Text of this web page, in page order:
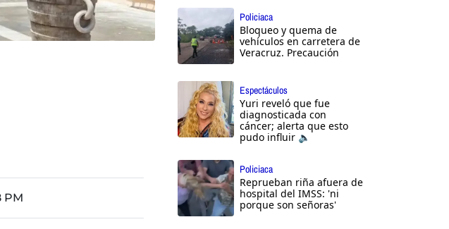
PM
Policiaca
Bloqueo y quema de
vehículos en carretera de
Veracruz. Precaución
Espectáculos
Yuri reveló que fue
diagnosticada con
cáncer; alerta que esto
pudo influir 🔈
Policiaca
Reprueban riña afuera de
hospital del IMSS: 'ni
porque son señoras'